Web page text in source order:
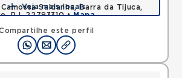
este perfil
Saldanha, Barra da Tijuca,
RJ, 22793310 •Mapa
Veja mais locais